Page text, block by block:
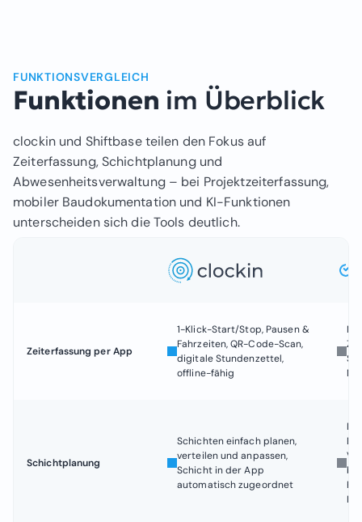
FUNKTIONSVERGLEICH
Funktionen im Überblick
clockin und Shiftbase teilen den Fokus auf
Zeiterfassung, Schichtplanung und
Abwesenheitsverwaltung – bei Projektzeiterfassung,
mobiler Baudokumentation und KI-Funktionen
unterscheiden sich die Tools deutlich.
Zeiterfassung per App Ja
1-Klick-Start/Stop, Pausen &
Fahrzeiten, QR-Code-Scan,
digitale Stundenzettel,
offline-fähig
Schichtplanung Ja
Schichten einfach planen,
verteilen und anpassen,
Schicht in der App
automatisch zugeordnet